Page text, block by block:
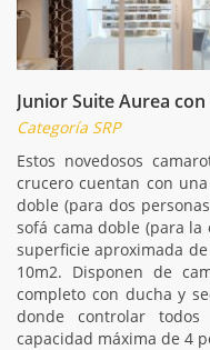
Junior Suite Aurea
Categoría SRP
Estos novedosos
crucero cuentan con
doble (para dos
sofá cama doble (para la
superficie aproximada
10m2. Disponen de
completo con ducha y
donde controlar
capacidad máxima de 4